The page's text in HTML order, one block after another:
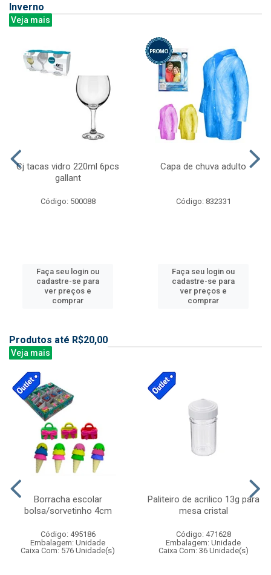
Inverno
Veja mais
Cj tacas vidro 220ml 6pcs
gallant
Código: 500088
Faça seu login ou
cadastre-se para
ver preços e
comprar
Capa de chuva adulto
Código: 832331
Faça seu login ou
cadastre-se para
ver preços e
comprar
Produtos até R$20,00
Veja mais
Borracha escolar
bolsa/sorvetinho 4cm
Código: 495186
Embalagem: Unidade
Caixa Com: 576 Unidade(s)
Paliteiro de acrilico 13g para
mesa cristal
Código: 471628
Embalagem: Unidade
Caixa Com: 36 Unidade(s)